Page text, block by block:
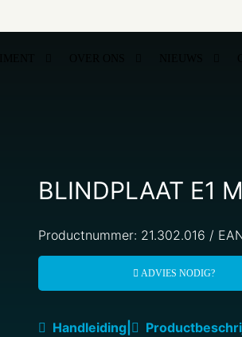
BLINDPLAAT E1
Productnummer: 21.302.016 /
ADVIES NODIG?
Handleiding|